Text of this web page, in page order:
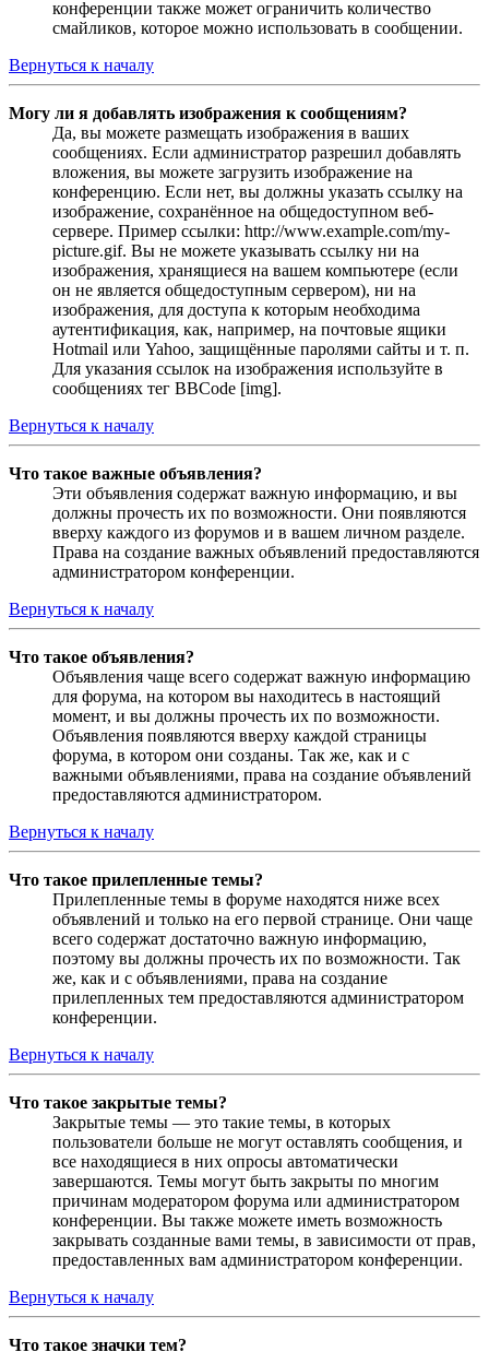
конференции также может ограничить количество
смайликов, которое можно использовать в сообщении.
Вернуться к началу
Могу ли я добавлять изображения к сообщениям?
Да, вы можете размещать изображения в ваших
сообщениях. Если администратор разрешил добавлять
вложения, вы можете загрузить изображение на
конференцию. Если нет, вы должны указать ссылку на
изображение, сохранённое на общедоступном веб-
сервере. Пример ссылки: http://www.example.com/my-
picture.gif. Вы не можете указывать ссылку ни на
изображения, хранящиеся на вашем компьютере (если
он не является общедоступным сервером), ни на
изображения, для доступа к которым необходима
аутентификация, как, например, на почтовые ящики
Hotmail или Yahoo, защищённые паролями сайты и т. п.
Для указания ссылок на изображения используйте в
сообщениях тег BBCode [img].
Вернуться к началу
Что такое важные объявления?
Эти объявления содержат важную информацию, и вы
должны прочесть их по возможности. Они появляются
вверху каждого из форумов и в вашем личном разделе.
Права на создание важных объявлений предоставляются
администратором конференции.
Вернуться к началу
Что такое объявления?
Объявления чаще всего содержат важную информацию
для форума, на котором вы находитесь в настоящий
момент, и вы должны прочесть их по возможности.
Объявления появляются вверху каждой страницы
форума, в котором они созданы. Так же, как и с
важными объявлениями, права на создание объявлений
предоставляются администратором.
Вернуться к началу
Что такое прилепленные темы?
Прилепленные темы в форуме находятся ниже всех
объявлений и только на его первой странице. Они чаще
всего содержат достаточно важную информацию,
поэтому вы должны прочесть их по возможности. Так
же, как и с объявлениями, права на создание
прилепленных тем предоставляются администратором
конференции.
Вернуться к началу
Что такое закрытые темы?
Закрытые темы — это такие темы, в которых
пользователи больше не могут оставлять сообщения, и
все находящиеся в них опросы автоматически
завершаются. Темы могут быть закрыты по многим
причинам модератором форума или администратором
конференции. Вы также можете иметь возможность
закрывать созданные вами темы, в зависимости от прав,
предоставленных вам администратором конференции.
Вернуться к началу
Что такое значки тем?